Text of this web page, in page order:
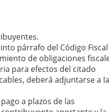
párrafo del Código Fiscal
de obligaciones
para efectos del citado
deberá adjuntarse a la
a plazos de las